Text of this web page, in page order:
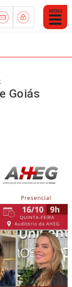
Abrir
Menu
Mobile
Goiás